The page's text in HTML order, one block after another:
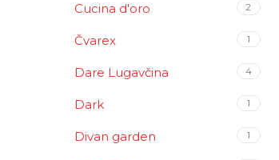
Cucina d'oro 2
Čvarex 1
Dare Lugavčina 4
Dark 1
Divan garden 1